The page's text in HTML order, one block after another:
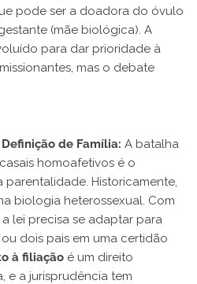
pode ser a doadora do óvulo
(mãe biológica). A
para dar prioridade à
mas o debate
de Família: A batalha
homoafetivos é o
Historicamente,
biologia heterossexual. Com
lei precisa se adaptar para
dois pais em uma certidão
à filiação é um direito
e a jurisprudência tem